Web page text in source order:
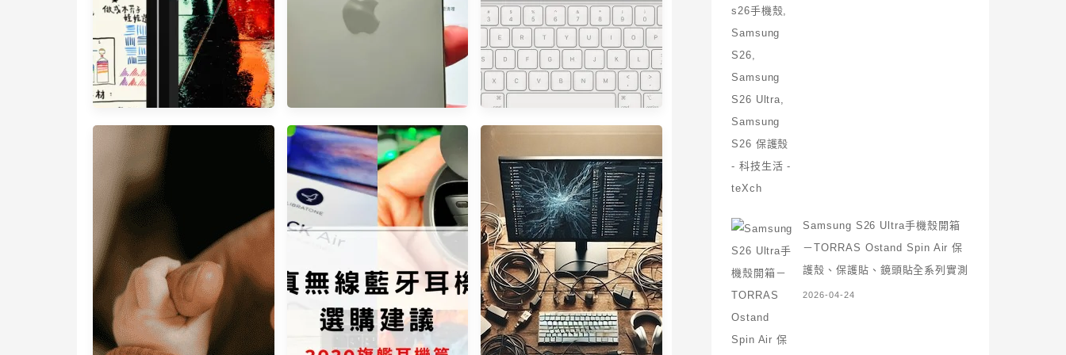
iPad Pro 2020、iPad Air
4、iPad 該怎麼選？怎麼購
買最划算？
iPhone 15轉移資料備份轉移
神器 Tenorshare
iCareFone，最新 iPhone 15
資料備份實測
iPad Pro 2021 購買前必須了
解，關於 Mini LED螢幕、
5G網路、Thunderbolt 3 技
術文件
Samsung S26 Ultra手機殼開箱
－TORRAS Ostand Spin Air 保
護殼、保護貼、鏡頭貼全系列實測
2026-04-24